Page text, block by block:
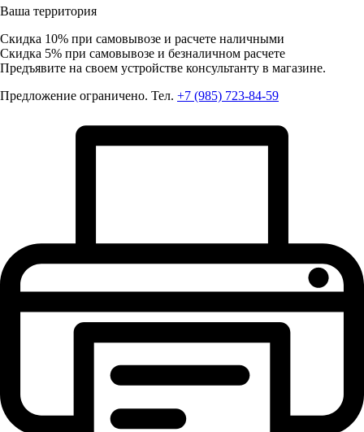
Ваша территория
Скидка 10% при самовывозе и расчете наличными
Скидка 5% при самовывозе и безналичном расчете
Предъявите на своем устройстве консультанту в магазине.
Предложение ограничено. Тел. +7 (985) 723-84-59